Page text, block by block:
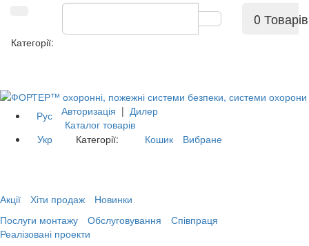
0 Товарів
Категорії:
Рус
Укр
Авторизація | Дилер
Каталог товарів
Категорії:
Кошик Вибране
Акції Хіти продаж
Новинки
Послуги монтажу
Обслуговування
Співпраця
Реалізовані проекти